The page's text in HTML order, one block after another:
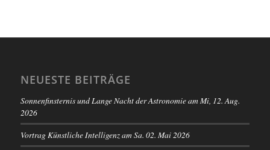
NEUESTE BEITRÄGE
Sonnenfinsternis und Lange Nacht der Astronomie am Mi, 12. Aug.
2026
Vortrag Künstliche Intelligenz am Sa. 02. Mai 2026